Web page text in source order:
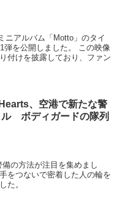
ニアルバム「Motto」のタイ
弾を公開しました。 この映像
付けを披露しており、ファン
、空港で新たな警
ル ボディガードの隊列
の方法が注目を集めまし
をつないで密着した人の輪を
た。